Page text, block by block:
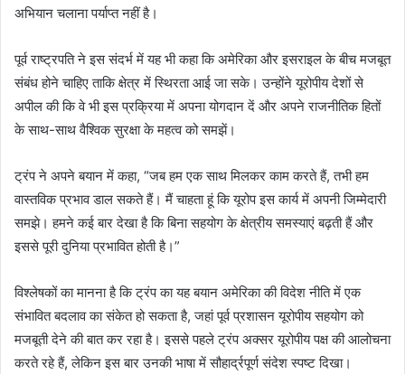
अभियान चलाना पर्याप्त नहीं है।
पूर्व राष्ट्रपति ने इस संदर्भ में यह भी कहा कि अमेरिका और इसराइल के बीच मजबूत
संबंध होने चाहिए ताकि क्षेत्र में स्थिरता आई जा सके। उन्होंने यूरोपीय देशों से
अपील की कि वे भी इस प्रक्रिया में अपना योगदान दें और अपने राजनीतिक हितों
के साथ-साथ वैश्विक सुरक्षा के महत्व को समझें।
ट्रंप ने अपने बयान में कहा, “जब हम एक साथ मिलकर काम करते हैं, तभी हम
वास्तविक प्रभाव डाल सकते हैं। मैं चाहता हूं कि यूरोप इस कार्य में अपनी जिम्मेदारी
समझे। हमने कई बार देखा है कि बिना सहयोग के क्षेत्रीय समस्याएं बढ़ती हैं और
इससे पूरी दुनिया प्रभावित होती है।”
विश्लेषकों का मानना है कि ट्रंप का यह बयान अमेरिका की विदेश नीति में एक
संभावित बदलाव का संकेत हो सकता है, जहां पूर्व प्रशासन यूरोपीय सहयोग को
मजबूती देने की बात कर रहा है। इससे पहले ट्रंप अक्सर यूरोपीय पक्ष की आलोचना
करते रहे हैं, लेकिन इस बार उनकी भाषा में सौहार्द्रपूर्ण संदेश स्पष्ट दिखा।